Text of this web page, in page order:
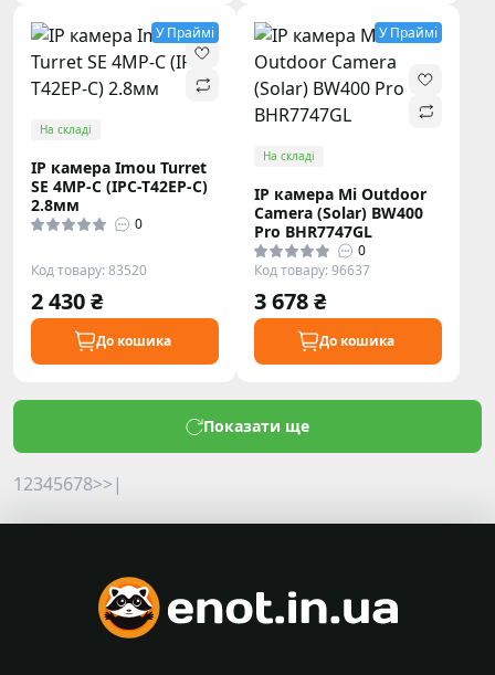
У Праймі
На складі
IP камера Imou Turret
SE 4MP-C (IPC-T42EP-C)
2.8мм
0
Код товару: 83520
2 430 ₴
До кошика
У Праймі
На складі
IP камера Mi Outdoor
Camera (Solar) BW400
Pro BHR7747GL
0
Код товару: 96637
3 678 ₴
До кошика
Показати ще
12345678>>|